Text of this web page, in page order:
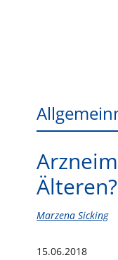
Älteren?
Marzena Sicking
15.06.2018